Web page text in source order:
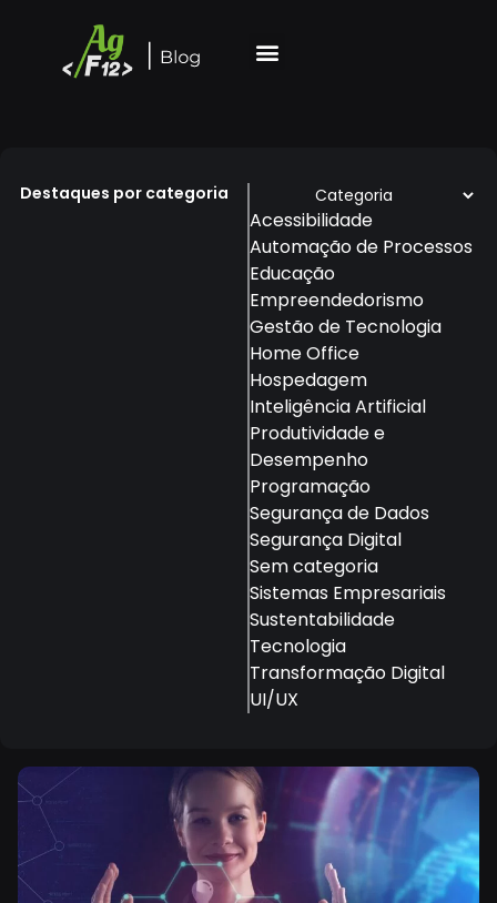
Destaques por categoria
Acessibilidade
Automação de Processos
Educação
Empreendedorismo
Gestão de Tecnologia
Home Office
Hospedagem
Inteligência Artificial
Produtividade e
Desempenho
Programação
Segurança de Dados
Segurança Digital
Sem categoria
Sistemas Empresariais
Sustentabilidade
Tecnologia
Transformação Digital
UI/UX